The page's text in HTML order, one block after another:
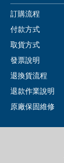
訂購流程
付款方式
取貨方式
發票說明
退換貨流程
退款作業說明
原廠保固維修